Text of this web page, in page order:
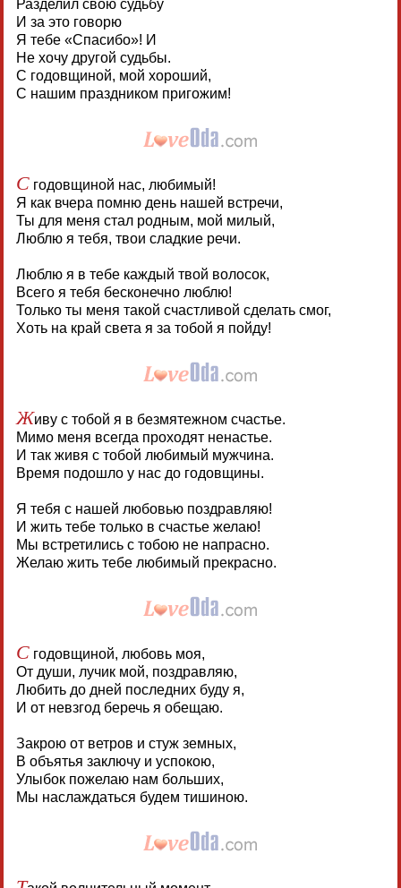
Разделил свою судьбу
И за это говорю
Я тебе «Спасибо»! И
Не хочу другой судьбы.
С годовщиной, мой хороший,
С нашим праздником пригожим!
Сгодовщиной нас, любимый!
Я как вчера помню день нашей встречи,
Ты для меня стал родным, мой милый,
Люблю я тебя, твои сладкие речи.
Люблю я в тебе каждый твой волосок,
Всего я тебя бесконечно люблю!
Только ты меня такой счастливой сделать смог,
Хоть на край света я за тобой я пойду!
Живу с тобой я в безмятежном счастье.
Мимо меня всегда проходят ненастье.
И так живя с тобой любимый мужчина.
Время подошло у нас до годовщины.
Я тебя с нашей любовью поздравляю!
И жить тебе только в счастье желаю!
Мы встретились с тобою не напрасно.
Желаю жить тебе любимый прекрасно.
Сгодовщиной, любовь моя,
От души, лучик мой, поздравляю,
Любить до дней последних буду я,
И от невзгод беречь я обещаю.
Закрою от ветров и стуж земных,
В объятья заключу и успокою,
Улыбок пожелаю нам больших,
Мы наслаждаться будем тишиною.